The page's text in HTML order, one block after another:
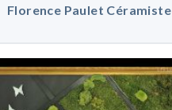
Florence Paulet Céramiste